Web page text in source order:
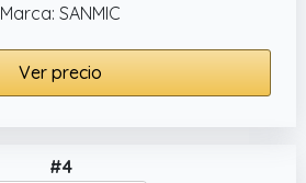
Marca: SANMIC
Ver precio
#4